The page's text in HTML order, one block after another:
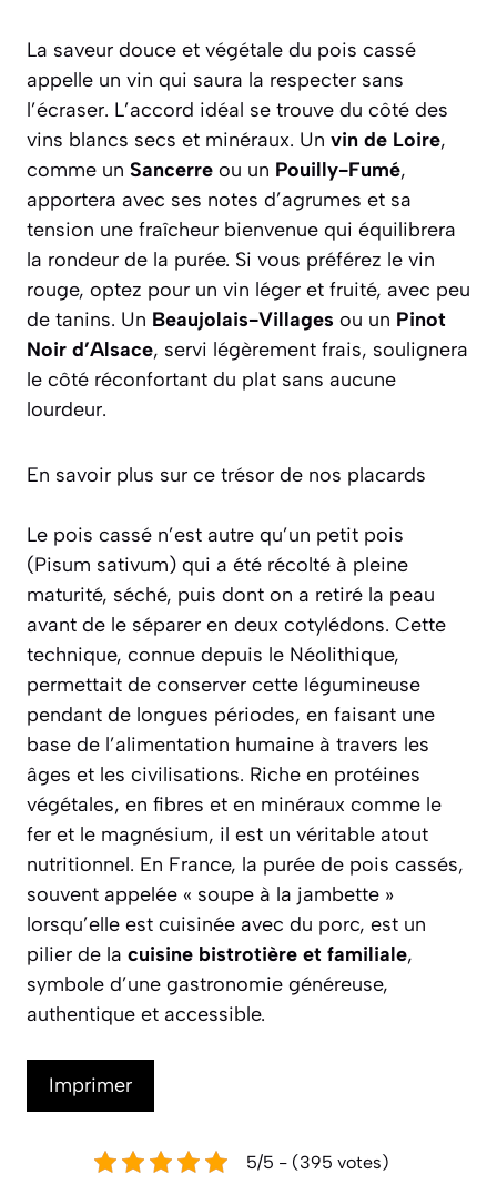
La saveur douce et végétale du pois cassé
appelle un vin qui saura la respecter sans
l’écraser. L’accord idéal se trouve du côté des
vins blancs secs et minéraux. Un vin de Loire,
comme un Sancerre ou un Pouilly-Fumé,
apportera avec ses notes d’agrumes et sa
tension une fraîcheur bienvenue qui équilibrera
la rondeur de la purée. Si vous préférez le vin
rouge, optez pour un vin léger et fruité, avec peu
de tanins. Un Beaujolais-Villages ou un Pinot
Noir d’Alsace, servi légèrement frais, soulignera
le côté réconfortant du plat sans aucune
lourdeur.
En savoir plus sur ce trésor de nos placards
Le pois cassé n’est autre qu’un petit pois
(Pisum sativum) qui a été récolté à pleine
maturité, séché, puis dont on a retiré la peau
avant de le séparer en deux cotylédons. Cette
technique, connue depuis le Néolithique,
permettait de conserver cette légumineuse
pendant de longues périodes, en faisant une
base de l’alimentation humaine à travers les
âges et les civilisations. Riche en protéines
végétales, en fibres et en minéraux comme le
fer et le magnésium, il est un véritable atout
nutritionnel. En France, la purée de pois cassés,
souvent appelée « soupe à la jambette »
lorsqu’elle est cuisinée avec du porc, est un
pilier de la cuisine bistrotière et familiale,
symbole d’une gastronomie généreuse,
authentique et accessible.
Imprimer
5/5 - (395 votes)